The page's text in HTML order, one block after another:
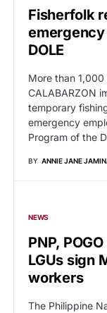
Fisherfolk
DOLE
More than
CALABARZON
temporary
emergency
Program of the
BY ANNIE JANE
NEWS
PNP,
LGUs sign
workers
The Philippine